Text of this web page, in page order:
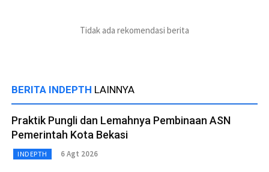
Tidak ada rekomendasi berita
BERITA INDEPTH LAINNYA
Praktik Pungli dan Lemahnya Pembinaan ASN
Pemerintah Kota Bekasi
INDEPTH 6 Agt 2026